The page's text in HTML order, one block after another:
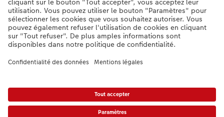
DE|FR|IT
pour le retrait en magasin, le cas échéant) conformément aux